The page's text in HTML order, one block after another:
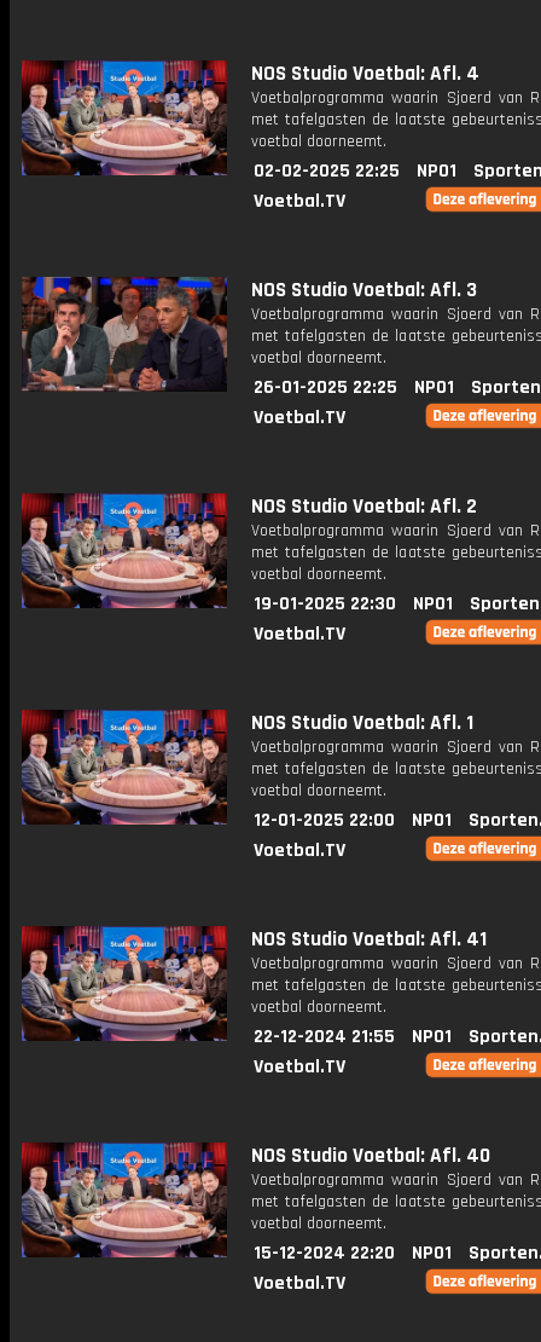
NOS Studio Voetbal: Afl. 4
Voetbalprogramma waarin Sjoerd van
met tafelgasten de laatste
voetbal doorneemt.
02-02-2025 22:25 NPO1
Voetbal.TV
NOS Studio Voetbal: Afl. 3
Voetbalprogramma waarin Sjoerd van
met tafelgasten de laatste
voetbal doorneemt.
26-01-2025 22:25 NPO1
Voetbal.TV
NOS Studio Voetbal: Afl. 2
Voetbalprogramma waarin Sjoerd van
met tafelgasten de laatste
voetbal doorneemt.
19-01-2025 22:30 NPO1
Voetbal.TV
NOS Studio Voetbal: Afl. 1
Voetbalprogramma waarin Sjoerd van
met tafelgasten de laatste
voetbal doorneemt.
12-01-2025 22:00 NPO1
Voetbal.TV
NOS Studio Voetbal: Afl. 41
Voetbalprogramma waarin Sjoerd van
met tafelgasten de laatste
voetbal doorneemt.
22-12-2024 21:55 NPO1
Voetbal.TV
NOS Studio Voetbal: Afl. 40
Voetbalprogramma waarin Sjoerd van
met tafelgasten de laatste
voetbal doorneemt.
15-12-2024 22:20 NPO1
Voetbal.TV